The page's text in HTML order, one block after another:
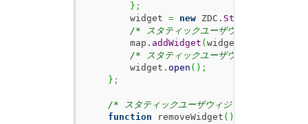
} ;
        widget
= new ZDC.
/* スタティックユーザウィジットを追加
        map.
addWidget ( widget
/* スタティックユーザウィジットを表示
        widget.
open ( ) ;
} ;
/* スタティックユーザウィジットを削除 */
function removeWidget ( )